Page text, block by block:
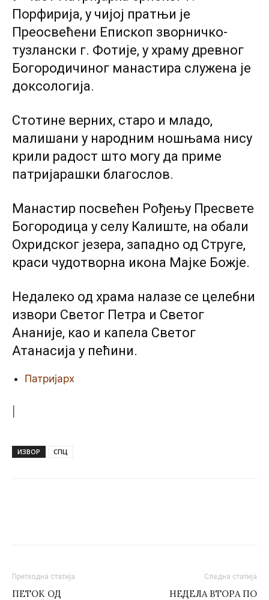
Порфирија, у чијој пратњи је
Преосвећени Епископ зворничко-
тузлански г. Фотије, у храму древног
Богородичиног манастира служена је
доксологија.
Стотине верних, старо и младо,
малишани у народним ношњама нису
крили радост што могу да приме
патријарашки благослов.
Манастир посвећен Рођењу Пресвете
Богородица у селу Калиште, на обали
Охридског језера, западно од Струге,
краси чудотворна икона Мајке Божје.
Недалеко од храма налазе се целебни
извори Светог Петра и Светог
Ананијe, као и капела Светог
Атанасијa у пећини.
Патријарх
ИЗВОР СПЦ
Претходна статија
ПЕТОК ОД
Следна статија
НЕДЕЛА ВТОРА ПО